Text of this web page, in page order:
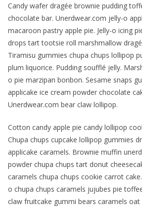
Candy wafer dragée brownie pudding
chocolate bar. Unerdwear.com jelly-o
macaroon pastry apple pie. Jelly-o icing
drops tart tootsie roll marshmallow
Tiramisu gummies chupa chups lollipop
plum liquorice. Pudding soufflé jelly.
o pie marzipan bonbon. Sesame snaps
applicake ice cream powder chocolate
Unerdwear.com bear claw lollipop.
Cotton candy apple pie candy lollipop
Chupa chups cupcake lollipop gummies
applicake caramels. Brownie muffin
powder chupa chups tart donut
caramels chupa chups cookie carrot
o chupa chups caramels jujubes pie
claw fruitcake gummi bears caramels